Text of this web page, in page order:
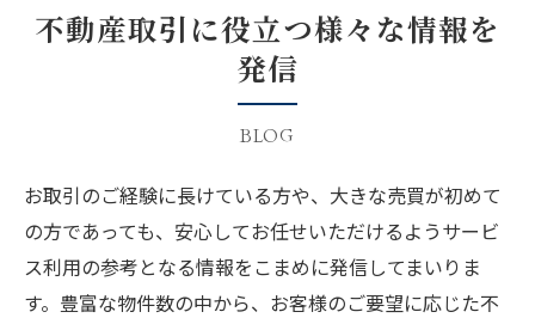
不動産取引に役立つ様々な情報を
発信
BLOG
お取引のご経験に長けている方や、大きな売買が初めて
の方であっても、安心してお任せいただけるようサービ
ス利用の参考となる情報をこまめに発信してまいりま
す。豊富な物件数の中から、お客様のご要望に応じた不